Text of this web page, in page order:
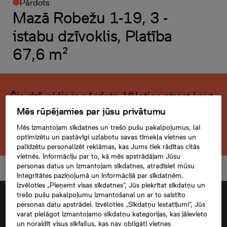
Pārdots
Mazā Robežu 1-19, 3 -
istabu dzīvoklis, Platība
67,6 m²
Šis dzīvoklis ir pārdots. Vēlaties atrast kaut
ko līdzīgu?
Meklēt citu dzīvokli
Mēs rūpējamies par jūsu privātumu
Mēs izmantojam sīkdatnes un trešo pušu pakalpojumus, lai
optimizētu un pastāvīgi uzlabotu savas tīmekļa vietnes un
palīdzētu personalizēt reklāmas, kas Jums tiek rādītas citās
vietnēs. Informāciju par to, kā mēs apstrādājam Jūsu
personas datus un izmantojam sīkdatnes, atradīsiet mūsu
Integritātes paziņojumā un Informācijā par sīkdatnēm.
Izvēloties „Pieņemt visas sīkdatnes”, Jūs piekrītat sīkdatņu un
trešo pušu pakalpojumu izmantošanai un ar to saistīto
personas datu apstrādei. Izvēloties „Sīkdatņu iestatījumi”, Jūs
varat pielāgot izmantojamo sīkdatņu kategorijas, kas jāievieto
un noraidīt visus sīkfailus, kas nav obligāti vietnes